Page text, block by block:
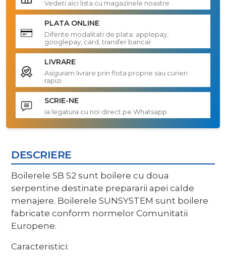
Vedeti aici lista cu magazinele noastre
PLATA ONLINE
Diferite modalitati de plata: applepay,
googlepay, card, transfer bancar
LIVRARE
Asiguram livrare prin flota proprie sau curieri
rapizi
SCRIE-NE
Ia legatura cu noi direct pe Whatsapp
DESCRIERE
Boilerele SB S2 sunt boilere cu doua
serpentine destinate prepararii apei calde
menajere. Boilerele SUNSYSTEM sunt boilere
fabricate conform normelor Comunitatii
Europene.
Caracteristici: